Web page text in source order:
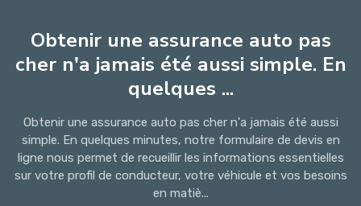
Obtenir une assurance auto pas
cher n'a jamais été aussi simple. En
quelques ...
Obtenir une assurance auto pas cher n'a jamais été aussi
simple. En quelques minutes, notre formulaire de devis en
ligne nous permet de recueillir les informations essentielles
sur votre profil de conducteur, votre véhicule et vos besoins
en matiè...